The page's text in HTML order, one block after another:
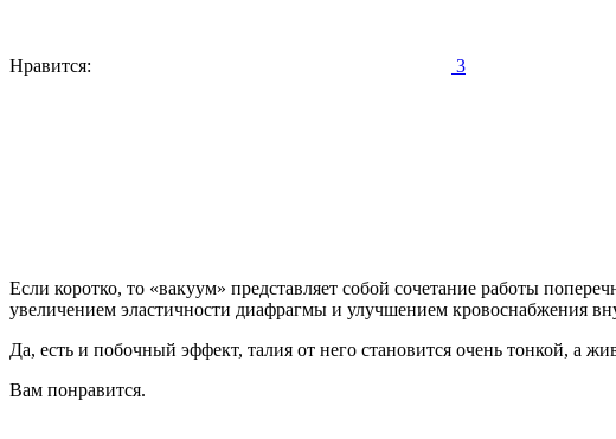
Нравится: 3
Если коротко, то «вакуум» представляет собой сочетание работы
увеличением эластичности диафрагмы и улучшением кровоснабжения
Да, есть и побочный эффект, талия от него становится очень тонкой, а
Вам понравится.